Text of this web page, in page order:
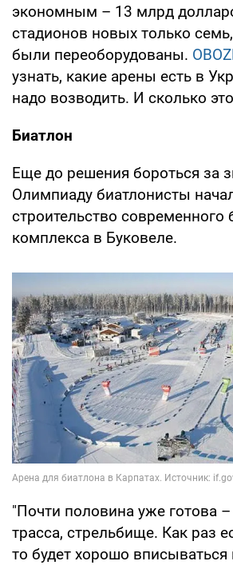
экономным – 13 млрд
стадионов новых только
были переоборудованы.
узнать, какие арены есть в
надо возводить. И сколько
Биатлон
Еще до решения бороться за
Олимпиаду биатлонисты
строительство современного
комплекса в Буковеле.
"Почти половина уже готова
трасса, стрельбище. Как раз
то будет хорошо